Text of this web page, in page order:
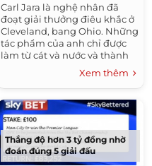
Carl Jara là nghệ nhân đã
đoạt giải thưởng điêu khắc ở
Cleveland, bang Ohio. Những
tác phẩm của anh chỉ được
làm từ cát và nước và thành
phẩm là những bức tượng
độc đáo, đồ sộ với đa dạng...
Xem thêm
Thắng độ hơn 3 tỷ đồng nhờ
đoán đúng 5 giải đấu